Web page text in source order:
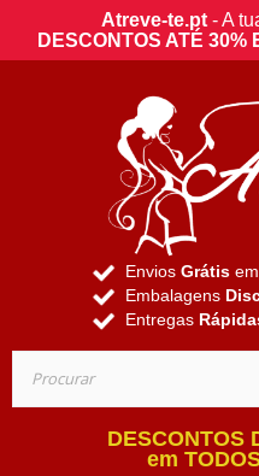
Atreve-te.pt- A
DESCONTOS ATÉ 30%
Envios Grátis
Embalagens
Entregas
DESCONTOS
em